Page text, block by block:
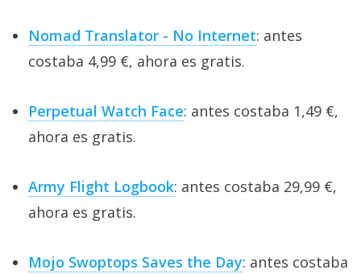
Nomad Translator - No Internet: antes
costaba 4,99 €, ahora es gratis.
Perpetual Watch Face: antes costaba 1,49 €,
ahora es gratis.
Army Flight Logbook: antes costaba 29,99 €,
ahora es gratis.
Mojo Swoptops Saves the Day: antes costaba